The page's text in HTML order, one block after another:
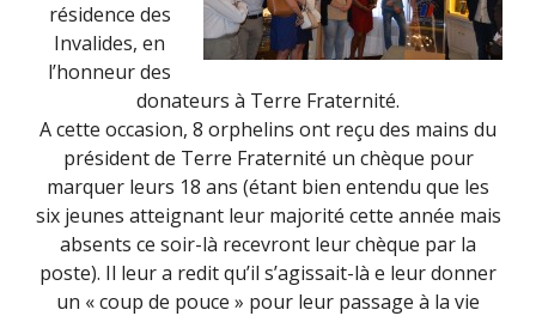
résidence des
Invalides, en
l’honneur des
donateurs à Terre Fraternité.
A cette occasion, 8 orphelins ont reçu des mains du
président de Terre Fraternité un chèque pour
marquer leurs 18 ans (étant bien entendu que les
six jeunes atteignant leur majorité cette année mais
absents ce soir-là recevront leur chèque par la
poste). Il leur a redit qu’il s’agissait-là e leur donner
un « coup de pouce » pour leur passage à la vie